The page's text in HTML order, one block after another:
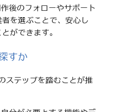
後のフォローやサポート
を選ぶことで、安心し
ができます。
すか
ステップを踏むことが推